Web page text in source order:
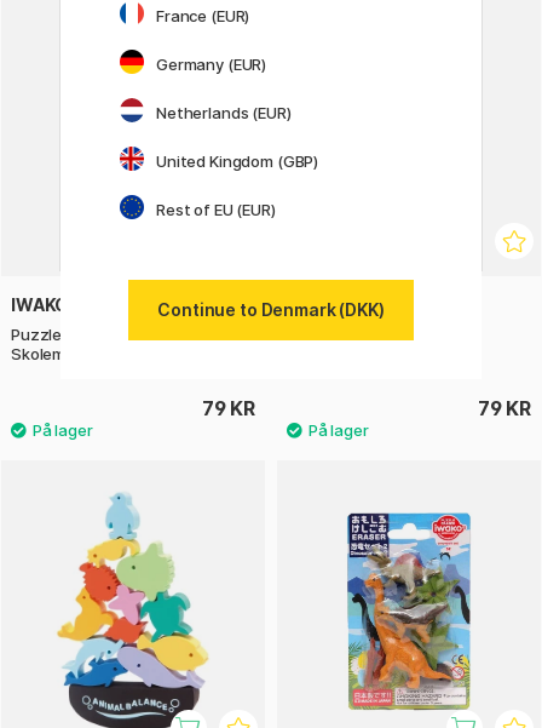
IWAKO
Puzzle Viskelæder
Skolemateriale
79 KR
IWAKO
79 KR
France (EUR)
Germany (EUR)
Netherlands (EUR)
United Kingdom (GBP)
Rest of EU (EUR)
Continue to Denmark (DKK)